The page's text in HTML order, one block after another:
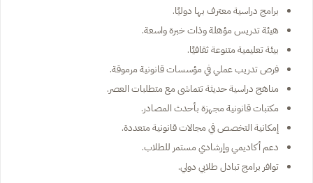
برامج دراسية معترف بها دوليًا.
هيئة تدريس مؤهلة وذات خبرة واسعة.
بيئة تعليمية متنوعة ثقافيًا.
فرص تدريب عملي في مؤسسات قانونية مرموقة.
مناهج دراسية حديثة تتماشى مع متطلبات العصر.
مكتبات قانونية مجهزة بأحدث المصادر.
إمكانية التخصص في مجالات قانونية متعددة.
دعم أكاديمي وإرشادي مستمر للطلاب.
توافر برامج تبادل طلابي دولي.